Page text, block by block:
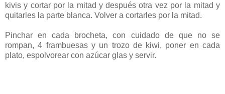
kivis y cortar por la mitad y después otra vez por la mitad y
quitarles la parte blanca. Volver a cortarles por la mitad.
Pinchar en cada brocheta, con cuidado de que no se
rompan, 4 frambuesas y un trozo de kiwi, poner en cada
plato, espolvorear con azúcar glas y servir.